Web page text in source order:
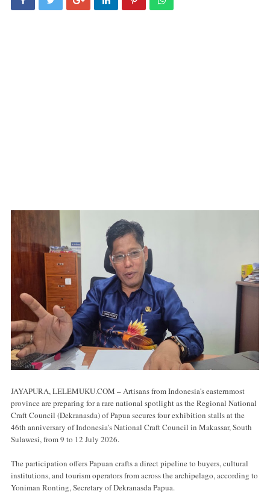
JAYAPURA, LELEMUKU.COM – Artisans from Indonesia's easternmost
province are preparing for a rare national spotlight as the Regional National
Craft Council (Dekranasda) of Papua secures four exhibition stalls at the
46th anniversary of Indonesia's National Craft Council in Makassar, South
Sulawesi, from 9 to 12 July 2026.
The participation offers Papuan crafts a direct pipeline to buyers, cultural
institutions, and tourism operators from across the archipelago, according to
Yoniman Ronting, Secretary of Dekranasda Papua.